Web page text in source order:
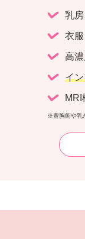
乳
衣
高濃
イ
MRI
※豊胸術や乳